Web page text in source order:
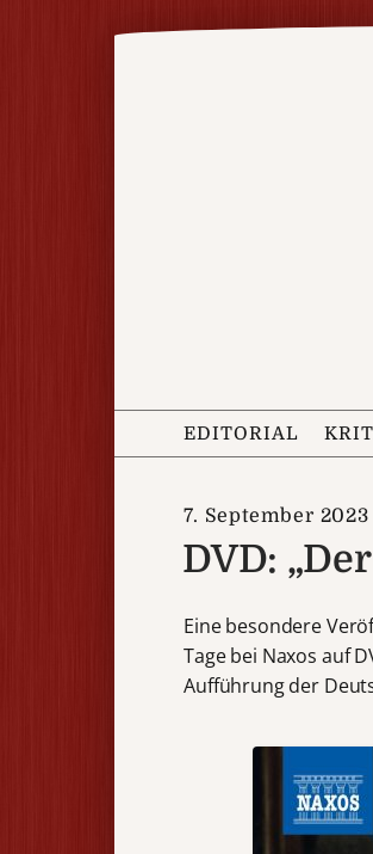
EDITORIAL
7. September 2023
DVD:
Eine besondere
Tage bei Naxos auf
Aufführung der